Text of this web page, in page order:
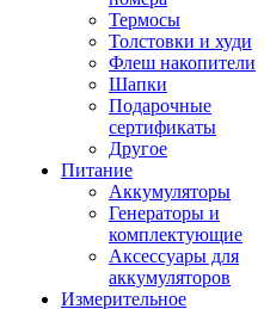
Термосы
Толстовки и худи
Флеш накопители
Шапки
Подарочные
сертификаты
Другое
Питание
Аккумуляторы
Генераторы и
комплектующие
Аксессуары для
аккумуляторов
Измерительное